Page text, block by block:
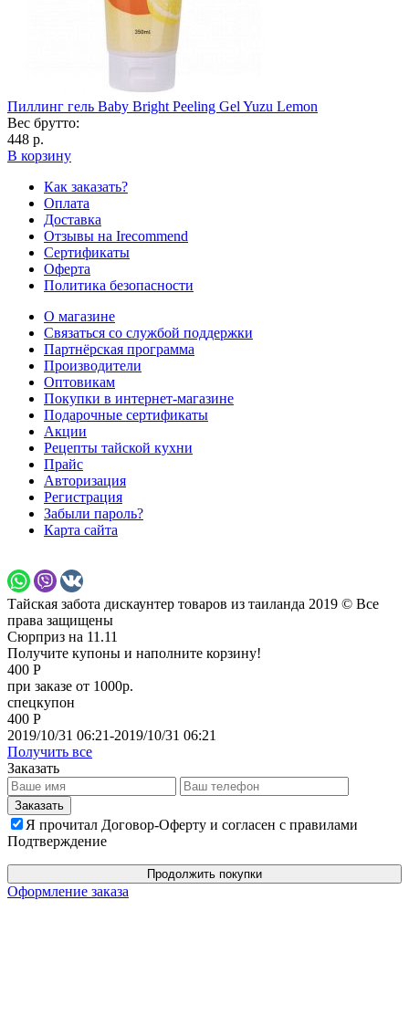
Пиллинг гель Baby Bright Peeling Gel Yuzu Lemon
Вес брутто:
448 р.
В корзину
Как заказать?
Оплата
Доставка
Отзывы на Irecommend
Сертификаты
Оферта
Политика безопасности
О магазине
Связаться со службой поддержки
Партнёрская программа
Производители
Оптовикам
Покупки в интернет-магазине
Подарочные сертификаты
Акции
Рецепты тайской кухни
Прайс
Авторизация
Регистрация
Забыли пароль?
Карта сайта
Тайская забота дискаунтер товаров из таиланда 2019 © Все
права защищены
Сюрприз на 11.11
Получите купоны и наполните корзину!
400 Р
при заказе от 1000р.
спецкупон
400 Р
2019/10/31 06:21-2019/10/31 06:21
Получить все
Заказать
Я прочитал Договор-Оферту и согласен с правилами
Подтверждение
Продолжить покупки
Оформление заказа